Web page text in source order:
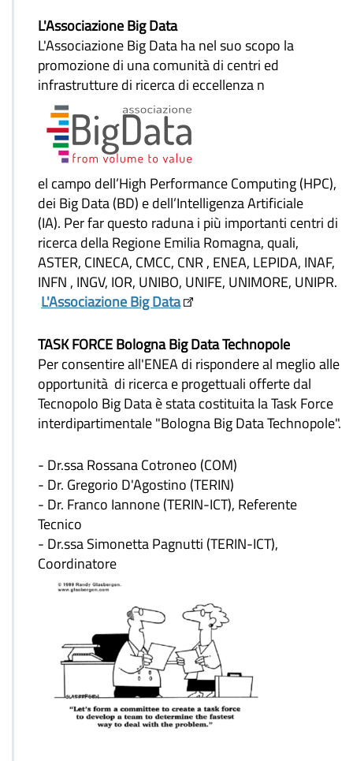
L'Associazione Big Data
L'Associazione Big Data ha nel suo scopo la
promozione di una comunità di centri ed
infrastrutture di ricerca di eccellenza n
el campo dell’High Performance Computing (HPC),
dei Big Data (BD) e dell’Intelligenza Artificiale
(IA). Per far questo raduna i più importanti centri di
ricerca della Regione Emilia Romagna, quali,
ASTER, CINECA, CMCC, CNR , ENEA, LEPIDA, INAF,
INFN , INGV, IOR, UNIBO, UNIFE, UNIMORE, UNIPR.
L'Associazione Big Data
TASK FORCE Bologna Big Data Technopole
Per consentire all'ENEA di rispondere al meglio alle
opportunità di ricerca e progettuali offerte dal
Tecnopolo Big Data è stata costituita la Task Force
interdipartimentale "Bologna Big Data Technopole".
- Dr.ssa Rossana Cotroneo (COM)
- Dr. Gregorio D'Agostino (TERIN)
- Dr. Franco Iannone (TERIN-ICT), Referente
Tecnico
- Dr.ssa Simonetta Pagnutti (TERIN-ICT),
Coordinatore